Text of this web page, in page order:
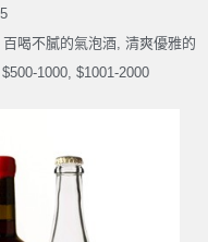
百喝不膩的氣泡酒, 清爽優雅的
$500-1000, $1001-2000